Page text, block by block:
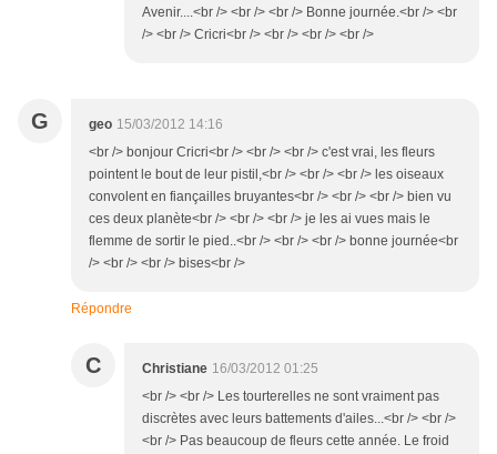
Avenir....<br /> <br /> <br /> Bonne journée.<br /> <br
/> <br /> Cricri<br /> <br /> <br /> <br />
G geo 15/03/2012 14:16
<br /> bonjour Cricri<br /> <br /> <br /> c'est vrai, les fleurs
pointent le bout de leur pistil,<br /> <br /> <br /> les oiseaux
convolent en fiançailles bruyantes<br /> <br /> <br /> bien vu
ces deux planète<br /> <br /> <br /> je les ai vues mais le
flemme de sortir le pied..<br /> <br /> <br /> bonne journée<br
/> <br /> <br /> bises<br />
Répondre
C Christiane 16/03/2012 01:25
<br /> <br /> Les tourterelles ne sont vraiment pas
discrètes avec leurs battements d'ailes...<br /> <br />
<br /> Pas beaucoup de fleurs cette année. Le froid